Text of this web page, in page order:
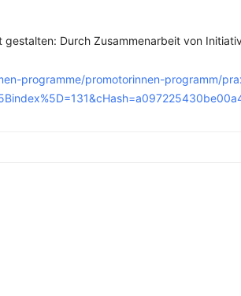
gestalten: Durch Zusammenarbeit von
programme/promotorinnen-programm/